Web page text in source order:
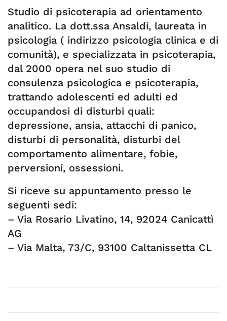
Studio di psicoterapia ad orientamento
analitico. La dott.ssa Ansaldi, laureata in
psicologia ( indirizzo psicologia clinica e di
comunità), e specializzata in psicoterapia,
dal 2000 opera nel suo studio di
consulenza psicologica e psicoterapia,
trattando adolescenti ed adulti ed
occupandosi di disturbi quali:
depressione, ansia, attacchi di panico,
disturbi di personalità, disturbi del
comportamento alimentare, fobie,
perversioni, ossessioni.
Si riceve su appuntamento presso le
seguenti sedi:
– Via Rosario Livatino, 14, 92024 Canicattì
AG
– Via Malta, 73/C, 93100 Caltanissetta CL